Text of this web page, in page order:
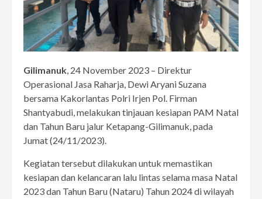
Gilimanuk, 24 November 2023 – Direktur
Operasional Jasa Raharja, Dewi Aryani Suzana
bersama Kakorlantas Polri Irjen Pol. Firman
Shantyabudi, melakukan tinjauan kesiapan PAM Natal
dan Tahun Baru jalur Ketapang-Gilimanuk, pada
Jumat (24/11/2023).
Kegiatan tersebut dilakukan untuk memastikan
kesiapan dan kelancaran lalu lintas selama masa Natal
2023 dan Tahun Baru (Nataru) Tahun 2024 di wilayah